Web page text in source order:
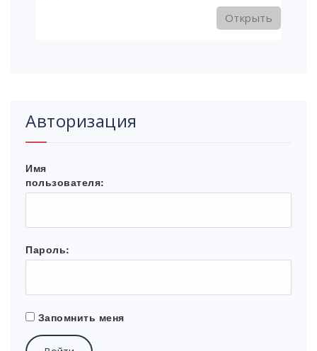
Открыть
Авторизация
Имя
пользователя:
Пароль:
Запомнить меня